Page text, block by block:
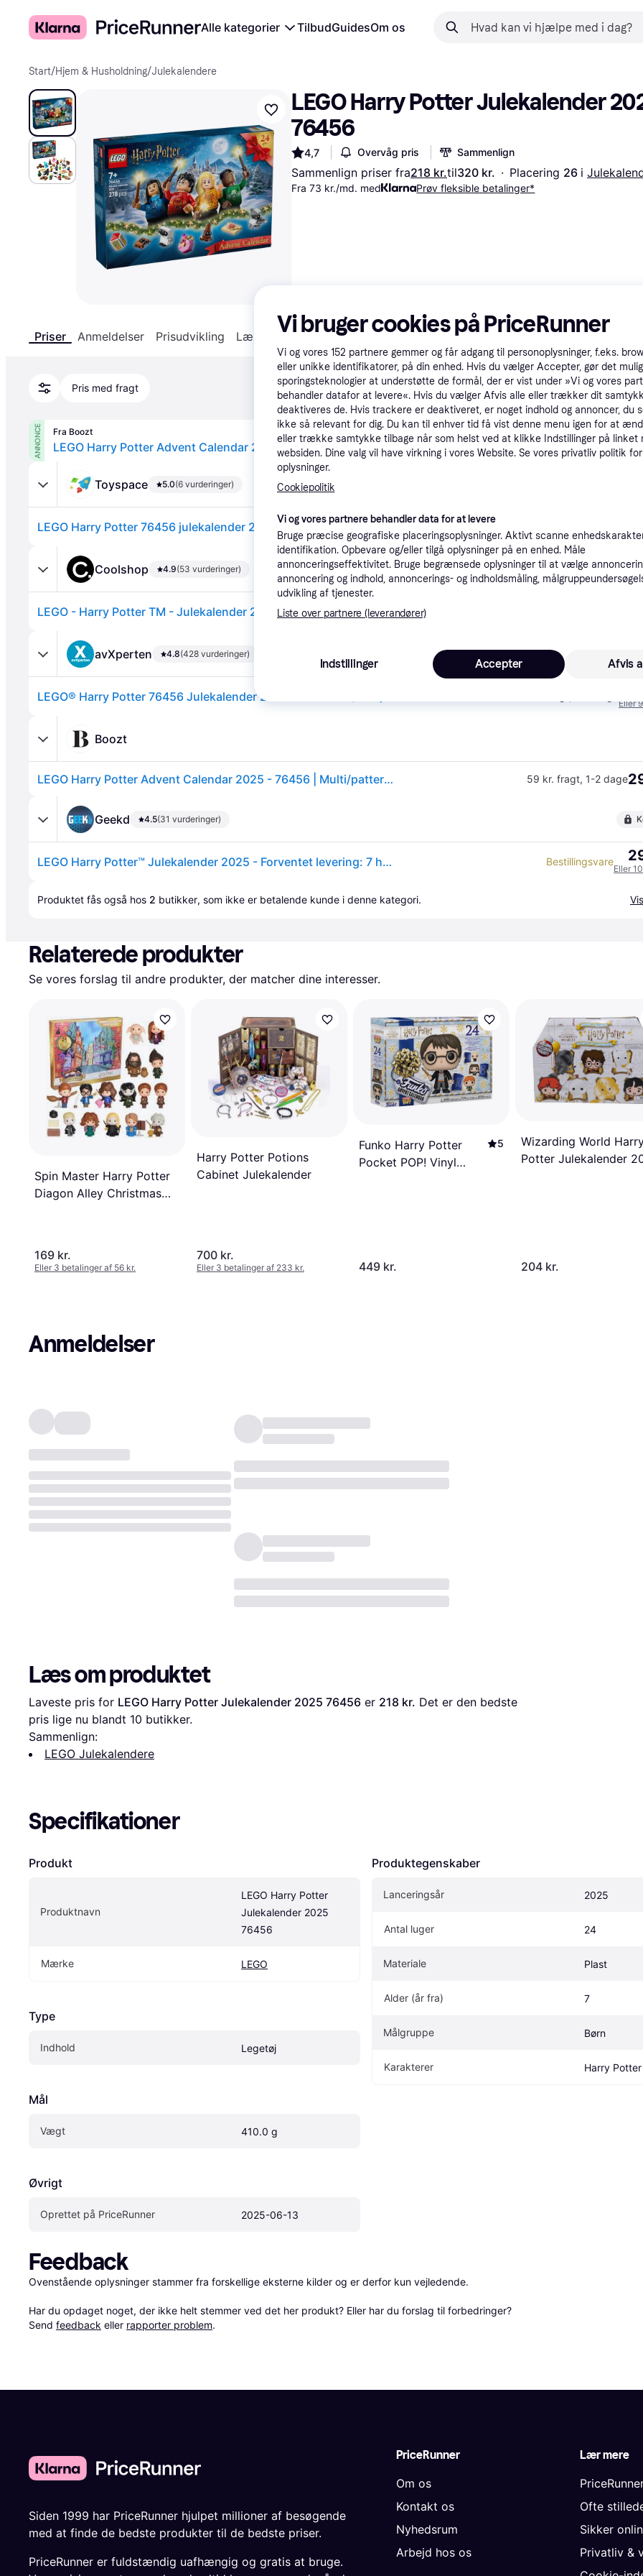
Alle kategorier TilbudGuidesOm os
Start/Hjem & Husholdning/Julekalendere
LEGO Harry Potter Julekalender
76456
4,7 Overvåg pris Sammenlign
Sammenlign priser fra218 kr.til320 kr. · Placering 26 i
Fra 73 kr./md. med Prøv fleksible betalinger*
Priser Anmeldelser Prisudvikling Læs om produktet Specifikationer
Pris med fragt
ANNONCE Fra Boozt
LEGO Harry Potter Advent Calendar 2025 - 76456 | Multi/patterned | One Size 59 kr. fragt,1-2 dage
Toyspace 5.0(6 vurderinger)
LEGO Harry Potter 76456 julekalender 2025 Laveste pris
Eller
Coolshop 4.9(53 vurderinger)
LEGO - Harry Potter TM - Julekalender 2025 (76456) - Klar til levering
avXperten 4.8(428 vurderinger)
LEGO® Harry Potter 76456 Julekalender 2025 - 278 Dele (7+år) Eller
Boozt
LEGO Harry Potter Advent Calendar 2025 - 76456 | Multi/patterned | One Size 59 kr. fragt, 1-2 dage
Geekd 4.5(31 vurderinger)
LEGO Harry Potter™ Julekalender 2025 - Forventet levering: 7 hverdage Bestillingsvare
Eller
Produktet fås også hos 2 butikker, som ikke er betalende kunde i denne kategori.
Relaterede produkter
Se vores forslag til andre produkter, der matcher dine interesser.
Spin Master Harry Potter
Diagon Alley Christmas
169 kr.
Eller 3 betalinger af 56 kr.
Harry Potter Potions
Cabinet Julekalender
700 kr.
Eller 3 betalinger af 233 kr.
Funko Harry Potter
Pocket POP! Vinyl
5
449 kr.
Wizarding World
Potter Julekalender
204 kr.
Anmeldelser
Læs om produktet
Laveste pris for LEGO Harry Potter Julekalender 2025 76456 er 218 kr. Det er den bedste
pris lige nu blandt 10 butikker.
Sammenlign:
LEGO Julekalendere
Specifikationer
Produkt
Produktnavn
LEGO Harry Potter
Julekalender 2025
76456
Mærke LEGO
Type
Indhold Legetøj
Mål
Vægt 410.0 g
Øvrigt
Oprettet på PriceRunner 2025-06-13
Produktegenskaber
Lanceringsår 2025
Antal luger 24
Materiale Plast
Alder (år fra) 7
Målgruppe Børn
Karakterer Harry Potter
Feedback
Ovenstående oplysninger stammer fra forskellige eksterne kilder og er derfor kun vejledende.
Har du opdaget noget, der ikke helt stemmer ved det her produkt? Eller har du forslag til forbedringer?
Send feedback eller rapporter problem.
PriceRunner
Om os
Kontakt os
Nyhedsrum
Arbejd hos os
Lær mere
Ofte
Sikker
Privatliv &
Siden 1999 har PriceRunner hjulpet millioner af besøgende
med at finde de bedste produkter til de bedste priser.
PriceRunner er fuldstændig uafhængig og gratis at bruge.
Vi bruger cookies på PriceRunner
Vi og vores 152 partnere gemmer og får adgang til personoplysninger, f.eks.
eller unikke identifikatorer, på din enhed. Hvis du vælger Accepter, gør det
sporingsteknologier at understøtte de formål, der er vist under »Vi og vores
behandler datafor at levere«. Hvis du vælger Afvis alle eller trækker dit
deaktiveres de. Hvis trackere er deaktiveret, er noget indhold og annoncer, du
ikke så relevant for dig. Du kan til enhver tid få vist denne menu igen for at
eller trække samtykke tilbage når som helst ved at klikke Indstillinger på linket
websiden. Dine valg vil have virkning i vores Website. Se vores privatliv politik
oplysninger.
Cookiepolitik
Vi og vores partnere behandler data for at levere
Bruge præcise geografiske placeringsoplysninger. Aktivt scanne
identifikation. Opbevare og/eller tilgå oplysninger på en enhed. Måle
annonceringseffektivitet. Bruge begrænsede oplysninger til at vælge
annoncering og indhold, annoncerings- og indholdsmåling,
udvikling af tjenester.
Liste over partnere (leverandører)
Indstillinger Afvis
Accepter